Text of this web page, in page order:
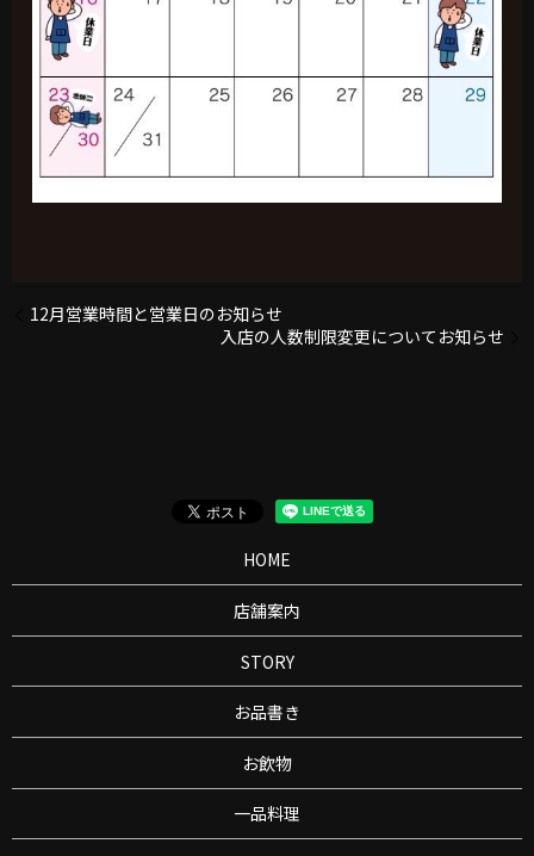
12月営業時間と営業日のお知らせ
入店の人数制限変更についてお知らせ
HOME
店舗案内
STORY
お品書き
お飲物
一品料理